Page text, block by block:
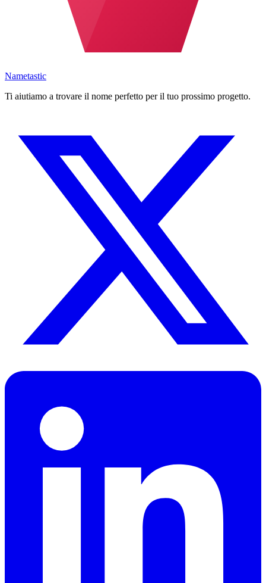
Nametastic
Ti aiutiamo a trovare il nome perfetto per il tuo prossimo progetto.